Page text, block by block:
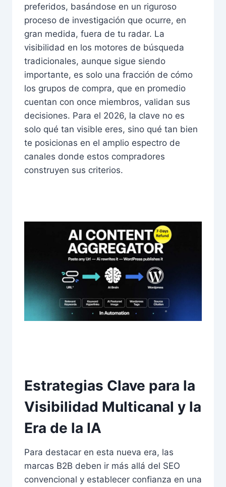
preferidos, basándose en un riguroso
proceso de investigación que ocurre, en
gran medida, fuera de tu radar. La
visibilidad en los motores de búsqueda
tradicionales, aunque sigue siendo
importante, es solo una fracción de cómo
los grupos de compra, que en promedio
cuentan con once miembros, validan sus
decisiones. Para el 2026, la clave no es
solo qué tan visible eres, sino qué tan bien
te posicionas en el amplio espectro de
canales donde estos compradores
construyen sus criterios.
Estrategias Clave para la
Visibilidad Multicanal y la
Era de la IA
Para destacar en esta nueva era, las
marcas B2B deben ir más allá del SEO
convencional y establecer confianza en una